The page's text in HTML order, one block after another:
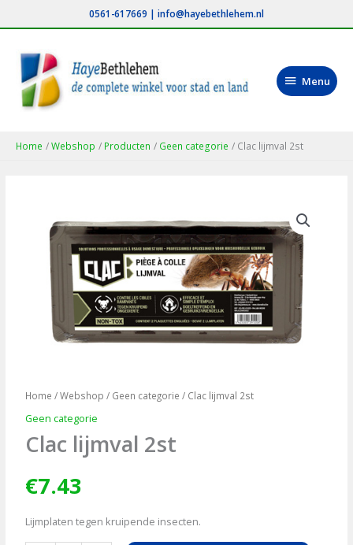
naar
inhoud
0561-617669 | info@hayebethlehem.nl
Menu
Menu
Home Webshop Producten Geen categorie Clac lijmval 2st
Home /Webshop / Geen categorie / Clac lijmval 2st
Geen categorie
Clac lijmval 2st
€7.43
Lijmplaten tegen kruipende insecten.